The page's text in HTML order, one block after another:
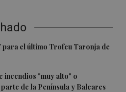
para el último Trofeu Taronja de
incendios "muy alto" o
de la Península y Baleares